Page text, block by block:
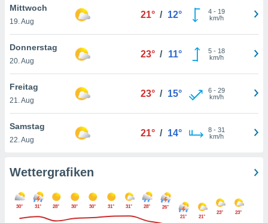
können
von
und
klicken.
und
Mittwoch
19. Aug
21° / 12° 4- 19
km/h
Donnerstag
20. Aug
23° / 11° 5- 18
km/h
Freitag
21. Aug
23° / 15° 6- 29
km/h
Samstag
22. Aug
21° / 14° 8- 31
km/h
Wettergrafiken
30° 31° 28° 30° 30° 31° 31° 28°
26°
21°
21°
23° 23°